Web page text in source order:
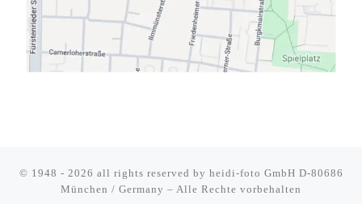
© 1948 - 2026 all rights reserved by heidi-foto GmbH D-80686
München / Germany – Alle Rechte vorbehalten